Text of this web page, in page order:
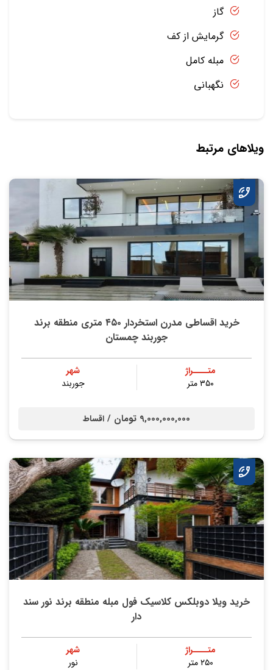
گاز
گرمایش از کف
مبله کامل
نگهبانی
ویلاهای مرتبط
خرید اقساطی مدرن استخردار ۴۵۰ متری منطقه برند
جوربند چمستان
متــــراژ
۳۵۰ متر
شهر
جوربند
9,000,000,000 تومان / اقساط
خرید ویلا دوبلکس کلاسیک فول مبله منطقه برند نور سند
دار
متــــراژ
۲۵۰ متر
شهر
نور